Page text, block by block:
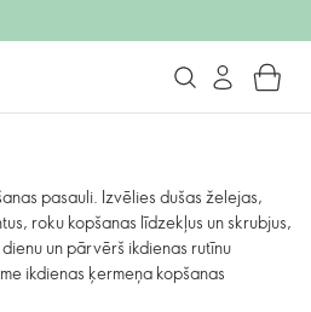
pasauli. Izvēlies dušas želejas,
roku kopšanas līdzekļus un skrubjus,
un pārvērš ikdienas rutīnu
ikdienas ķermeņa kopšanas